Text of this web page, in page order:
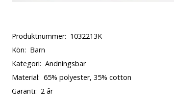
Produktnummer: 1032213K
Kön: Barn
Kategori: Andningsbar
Material: 65% polyester, 35% cotton
Garanti: 2 år